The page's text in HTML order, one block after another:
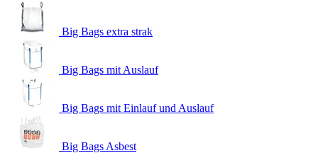
Big Bags extra strak
Big Bags mit Auslauf
Big Bags mit Einlauf und Auslauf
Big Bags Asbest